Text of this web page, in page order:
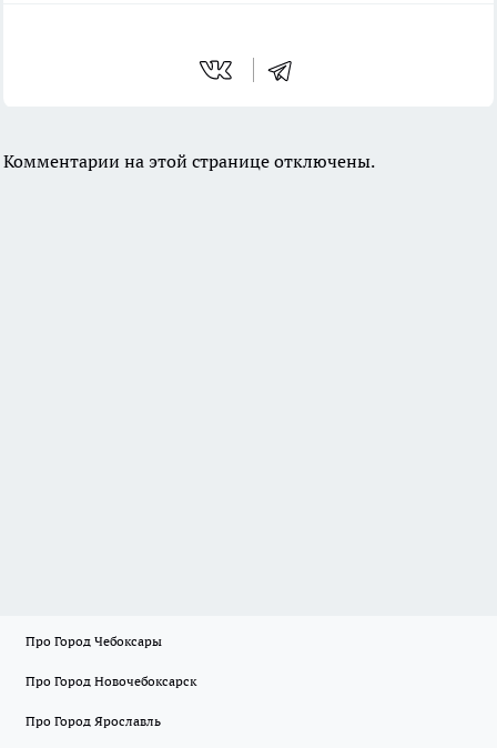
Комментарии на этой странице отключены.
Про Город Чебоксары
Про Город Новочебоксарск
Про Город Ярославль